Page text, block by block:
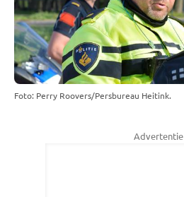
Foto: Perry Roovers/Persbureau Heitink.
Advertentie